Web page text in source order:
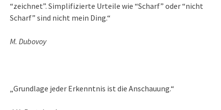
“zeichnet”. Simplifizierte Urteile wie “Scharf” oder “nicht
Scharf” sind nicht mein Ding.“
M. Dubovoy
„Grundlage jeder Erkenntnis ist die Anschauung.“